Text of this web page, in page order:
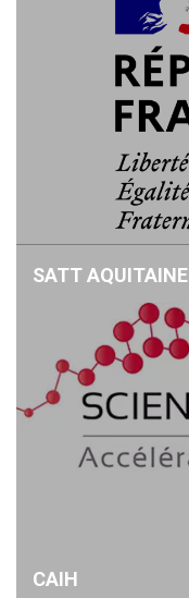
SATT AQUITAINE
CAIH